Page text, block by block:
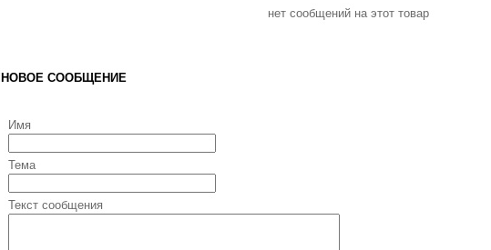
нет сообщений на этот товар
НОВОЕ СООБЩЕНИЕ
Имя
Тема
Текст сообщения